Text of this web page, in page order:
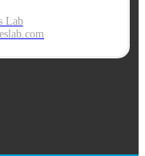
Lab
lab.com